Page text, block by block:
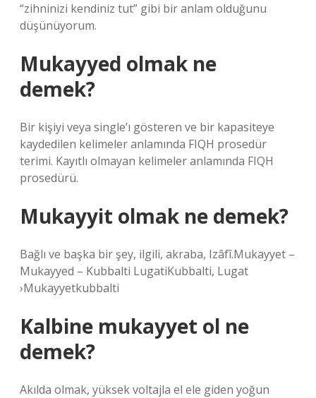
“zihninizi kendiniz tut” gibi bir anlam olduğunu
düşünüyorum.
Mukayyed olmak ne
demek?
Bir kişiyi veya single’ı gösteren ve bir kapasiteye
kaydedilen kelimeler anlamında FIQH prosedür
terimi. Kayıtlı olmayan kelimeler anlamında FIQH
prosedürü.
Mukayyit olmak ne demek?
Bağlı ve başka bir şey, ilgili, akraba, Izâfî.Mukayyet –
Mukayyed – Kubbalti LugatiKubbalti, Lugat
›Mukayyetkubbalti
Kalbine mukayyet ol ne
demek?
Akılda olmak, yüksek voltajla el ele giden yoğun